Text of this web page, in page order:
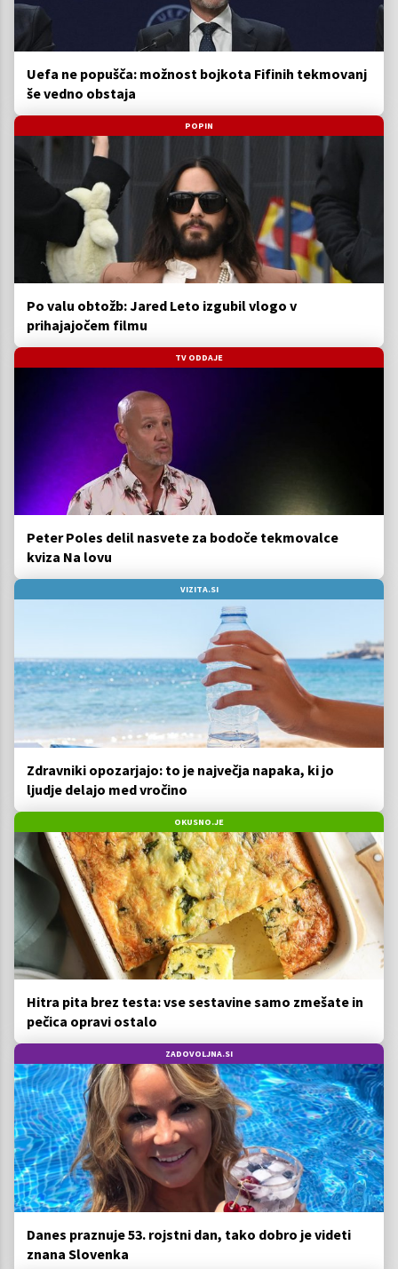
Uefa ne popušča: možnost bojkota Fifinih tekmovanj
še vedno obstaja
POPIN
Po valu obtožb: Jared Leto izgubil vlogo v
prihajajočem filmu
TV ODDAJE
Peter Poles delil nasvete za bodoče tekmovalce
kviza Na lovu
VIZITA.SI
Zdravniki opozarjajo: to je največja napaka, ki jo
ljudje delajo med vročino
OKUSNO.JE
Hitra pita brez testa: vse sestavine samo zmešate in
pečica opravi ostalo
ZADOVOLJNA.SI
Danes praznuje 53. rojstni dan, tako dobro je videti
znana Slovenka